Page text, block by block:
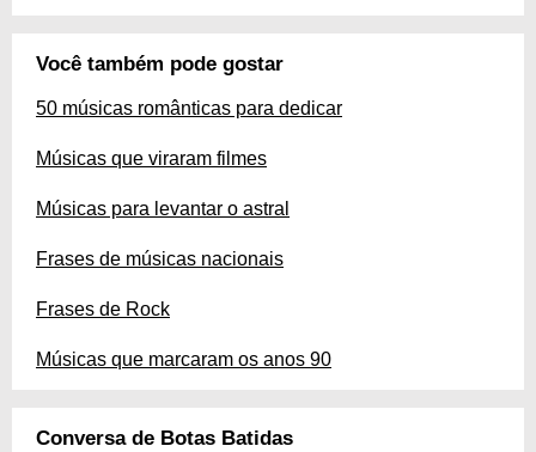
Você também pode gostar
50 músicas românticas para dedicar
Músicas que viraram filmes
Músicas para levantar o astral
Frases de músicas nacionais
Frases de Rock
Músicas que marcaram os anos 90
Conversa de Botas Batidas